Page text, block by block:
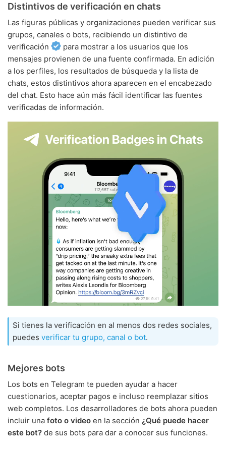
Distintivos de verificación en chats
Las figuras públicas y organizaciones pueden verificar sus
grupos, canales o bots, recibiendo un distintivo de
verificación
para mostrar a los usuarios que los
mensajes provienen de una fuente confirmada. En adición
a los perfiles, los resultados de búsqueda y la lista de
chats, estos distintivos ahora aparecen en el encabezado
del chat. Esto hace aún más fácil identificar las fuentes
verificadas de información.
Si tienes la verificación en al menos dos redes sociales,
puedes verificar tu grupo, canal o bot.
Mejores bots
Los bots en Telegram te pueden ayudar a hacer
cuestionarios, aceptar pagos e incluso reemplazar sitios
web completos. Los desarrolladores de bots ahora pueden
incluir una foto o video en la sección ¿Qué puede hacer
este bot? de sus bots para dar a conocer sus funciones.